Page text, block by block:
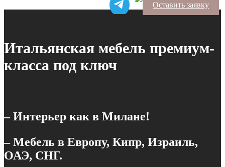
Оставить заявку
Итальянская мебель премиум-
класса под ключ
– Интерьер как в Милане!
– Мебель в Европу, Кипр, Израиль,
ОАЭ, СНГ.